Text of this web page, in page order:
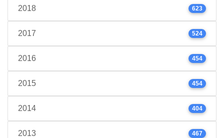
2018 623
2017 524
2016 454
2015 454
2014 404
2013 467